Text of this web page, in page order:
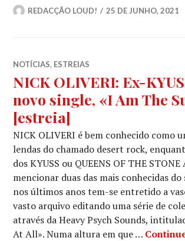
REDACÇÃO LOUD! 25 DE JUNHO, 2021
NOTÍCIAS, ESTREIAS
NICK OLIVERI: Ex-
novo single, «I Am The
[estreia]
NICK OLIVERI é bem conhecido como
lendas do chamado desert rock,
dos KYUSS ou QUEENS OF THE STONE
mencionar duas das mais conhecidas
nos últimos anos tem-se entretido a
vasto arquivo editando uma série de
através da Heavy Psych Sounds,
At All». Numa altura em que …